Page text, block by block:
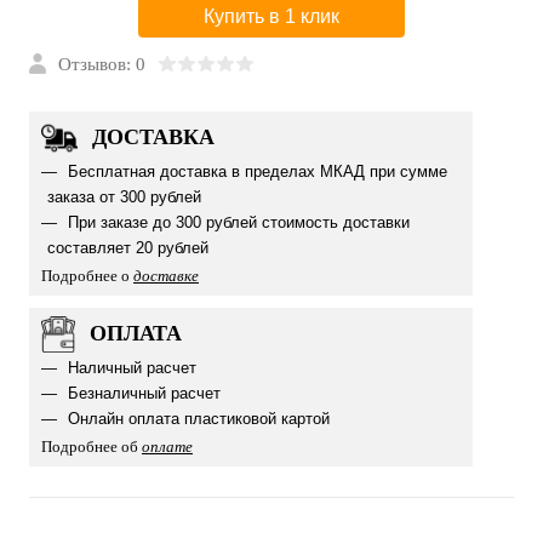
Купить в 1 клик
Отзывов: 0
ДОСТАВКА
Бесплатная доставка в пределах МКАД при сумме
заказа от 300 рублей
При заказе до 300 рублей стоимость доставки
составляет 20 рублей
Подробнее о доставке
ОПЛАТА
Наличный расчет
Безналичный расчет
Онлайн оплата пластиковой картой
Подробнее об оплате